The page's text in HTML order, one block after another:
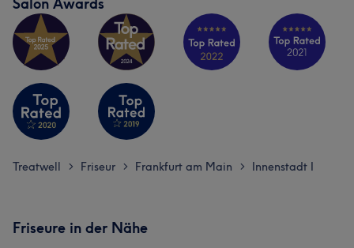
Treatwell > Friseur > Frankfurt am Main > Innenstadt I
Friseure in der Nähe